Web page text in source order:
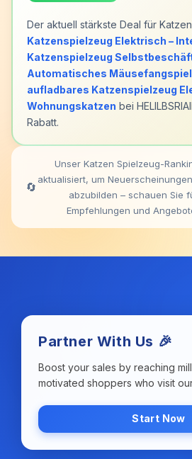
Der aktuell stärkste Deal für
Katzenspielzeug Elektrisch –
Katzenspielzeug
Automatisches Mäusefangspiel
aufladbares Katzenspielzeug
Wohnungskatzen bei
Rabatt.
🔄
Unser Katzen Spielzeug-
aktualisiert, um
abzubilden – schauen Sie
Empfehlungen und
Partner With Us 🎉
Boost your sales by reaching
motivated shoppers who visit
Start Now